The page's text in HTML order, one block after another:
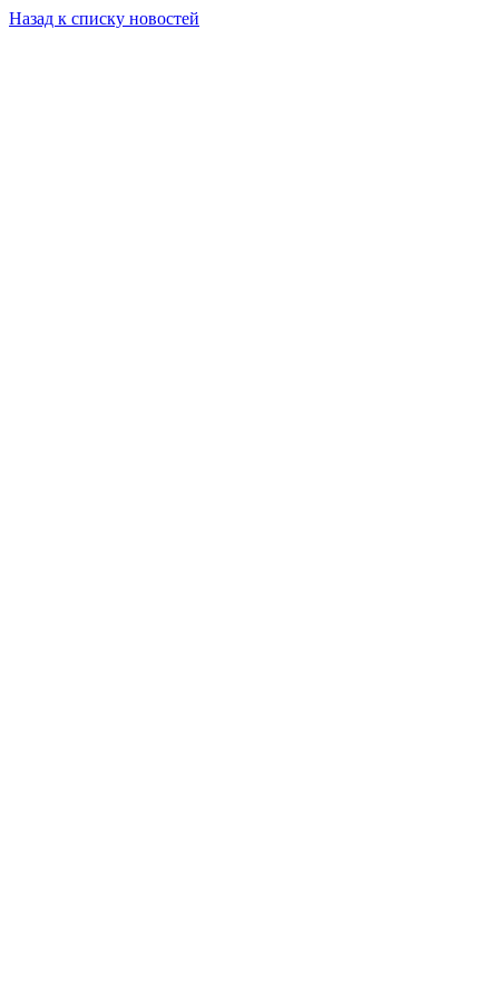
Назад к списку новостей